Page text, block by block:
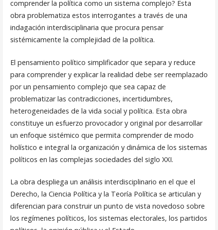
comprender la política como un sistema complejo? Esta
obra problematiza estos interrogantes a través de una
indagación interdisciplinaria que procura pensar
sistémicamente la complejidad de la política.
El pensamiento político simplificador que separa y reduce
para comprender y explicar la realidad debe ser reemplazado
por un pensamiento complejo que sea capaz de
problematizar las contradicciones, incertidumbres,
heterogeneidades de la vida social y política. Esta obra
constituye un esfuerzo provocador y original por desarrollar
un enfoque sistémico que permita comprender de modo
holístico e integral la organización y dinámica de los sistemas
políticos en las complejas sociedades del siglo XXI.
La obra despliega un análisis interdisciplinario en el que el
Derecho, la Ciencia Política y la Teoría Política se articulan y
diferencian para construir un punto de vista novedoso sobre
los regímenes políticos, los sistemas electorales, los partidos